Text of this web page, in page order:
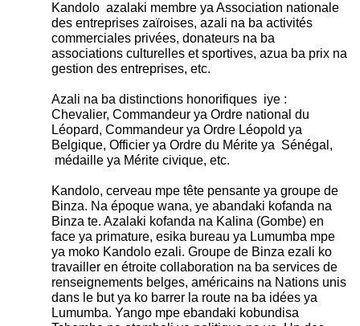
Kandolo azalaki membre ya Association nationale
des entreprises zaïroises, azali na ba activités
commerciales privées, donateurs na ba
associations culturelles et sportives, azua ba prix na
gestion des entreprises, etc.
Azali na ba distinctions honorifiques iye :
Chevalier, Commandeur ya Ordre national du
Léopard, Commandeur ya Ordre Léopold ya
Belgique, Officier ya Ordre du Mérite ya Sénégal,
médaille ya Mérite civique, etc.
Kandolo, cerveau mpe tête pensante ya groupe de
Binza. Na époque wana, ye abandaki kofanda na
Binza te. Azalaki kofanda na Kalina (Gombe) en
face ya primature, esika bureau ya Lumumba mpe
ya moko Kandolo ezali. Groupe de Binza ezali ko
travailler en étroite collaboration na ba services de
renseignements belges, américains na Nations unis
dans le but ya ko barrer la route na ba idées ya
Lumumba. Yango mpe ebandaki kobundisa